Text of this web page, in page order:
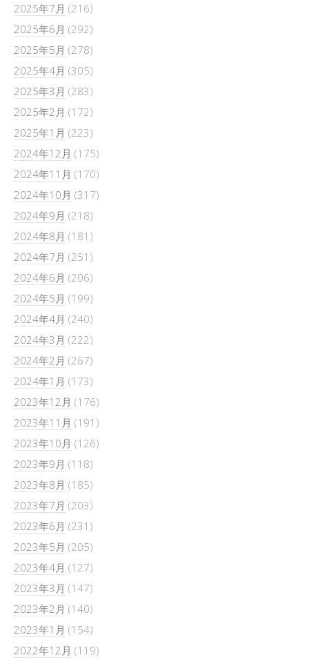
2025年7月 (216)
2025年6月 (292)
2025年5月 (278)
2025年4月 (305)
2025年3月 (283)
2025年2月 (172)
2025年1月 (223)
2024年12月 (175)
2024年11月 (170)
2024年10月 (317)
2024年9月 (218)
2024年8月 (181)
2024年7月 (251)
2024年6月 (206)
2024年5月 (199)
2024年4月 (240)
2024年3月 (222)
2024年2月 (267)
2024年1月 (173)
2023年12月 (176)
2023年11月 (191)
2023年10月 (126)
2023年9月 (118)
2023年8月 (185)
2023年7月 (203)
2023年6月 (231)
2023年5月 (205)
2023年4月 (127)
2023年3月 (147)
2023年2月 (140)
2023年1月 (154)
2022年12月 (119)